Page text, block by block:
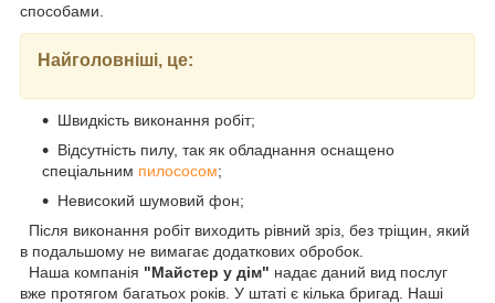
способами.
Найголовніші, це:
Швидкість виконання робіт;
Відсутність пилу, так як обладнання оснащено
спеціальним пилососом;
Невисокий шумовий фон;
Після виконання робіт виходить рівний зріз, без тріщин, який
в подальшому не вимагає додаткових обробок.
Наша компанія "Майстер у дім" надає даний вид послуг
вже протягом багатьох років. У штаті є кілька бригад. Наші